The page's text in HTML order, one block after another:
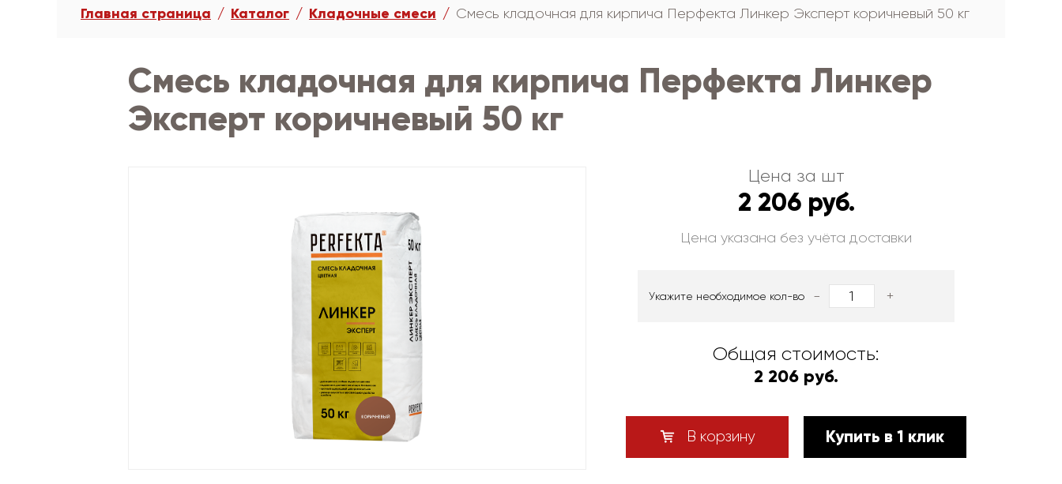
Главная страница Каталог Кладочные смеси Смесь кладочная для кирпича Перфекта Линкер Эксперт коричневый 50 кг
Смесь кладочная для кирпича Перфекта Линкер
Эксперт коричневый 50 кг
Цена за шт
2 206 руб.
Цена указана без учёта доставки
Укажите необходимое кол-во - +
Общая стоимость:
2 206 руб.
В корзину Купить в 1 клик